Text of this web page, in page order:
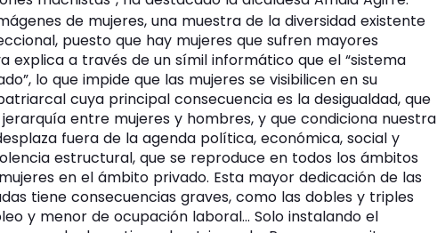
de mujeres, una muestra de la diversidad existente
puesto que hay mujeres que sufren mayores
explica a través de un símil informático que el “sistema
lo que impide que las mujeres se visibilicen en su
cuya principal consecuencia es la desigualdad, que
entre mujeres y hombres, y que condiciona nuestra
fuera de la agenda política, económica, social y
estructural, que se reproduce en todos los ámbitos
en el ámbito privado. Esta mayor dedicación de las
tiene consecuencias graves, como las dobles y triples
y menor de ocupación laboral… Solo instalando el